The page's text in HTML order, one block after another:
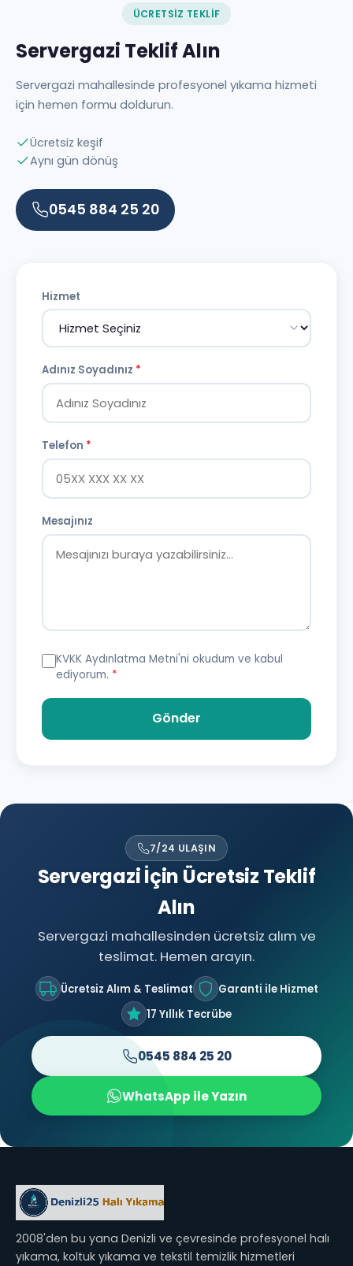
ÜCRETSIZ TEKLIF
Servergazi Teklif Alın
Servergazi mahallesinde profesyonel yıkama hizmeti
için hemen formu doldurun.
Ücretsiz keşif
Aynı gün dönüş
0545 884 25 20
Hizmet
Adınız Soyadınız *
Telefon *
Mesajınız
KVKK Aydınlatma Metni'ni okudum ve kabul
ediyorum. *
Gönder
7/24 ULAŞIN
Servergazi İçin Ücretsiz Teklif
Alın
Servergazi mahallesinden ücretsiz alım ve
teslimat. Hemen arayın.
Ücretsiz Alım & Teslimat
Garanti ile Hizmet
17 Yıllık Tecrübe
0545 884 25 20
WhatsApp ile Yazın
2008'den bu yana Denizli ve çevresinde profesyonel halı
yıkama, koltuk yıkama ve tekstil temizlik hizmetleri